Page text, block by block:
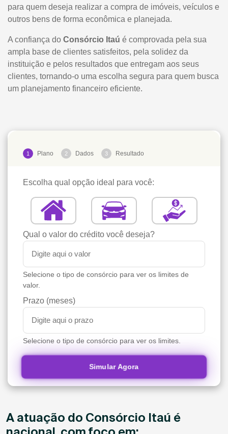
para quem deseja realizar a compra de imóveis, veículos e
outros bens de forma econômica e planejada.
A confiança do Consórcio Itaú é comprovada pela sua
ampla base de clientes satisfeitos, pela solidez da
instituição e pelos resultados que entregam aos seus
clientes, tornando-o uma escolha segura para quem busca
um planejamento financeiro eficiente.
1 Plano 2 Dados 3 Resultado
Escolha qual opção ideal para você:
Qual o valor do crédito você deseja?
Selecione o tipo de consórcio para ver os limites de
valor.
Prazo (meses)
Selecione o tipo de consórcio para ver os limites.
Simular Agora
A atuação do Consórcio Itaú é